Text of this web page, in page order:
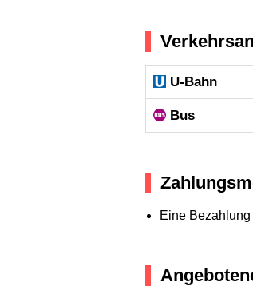
U-Bahn
Bus
Eine